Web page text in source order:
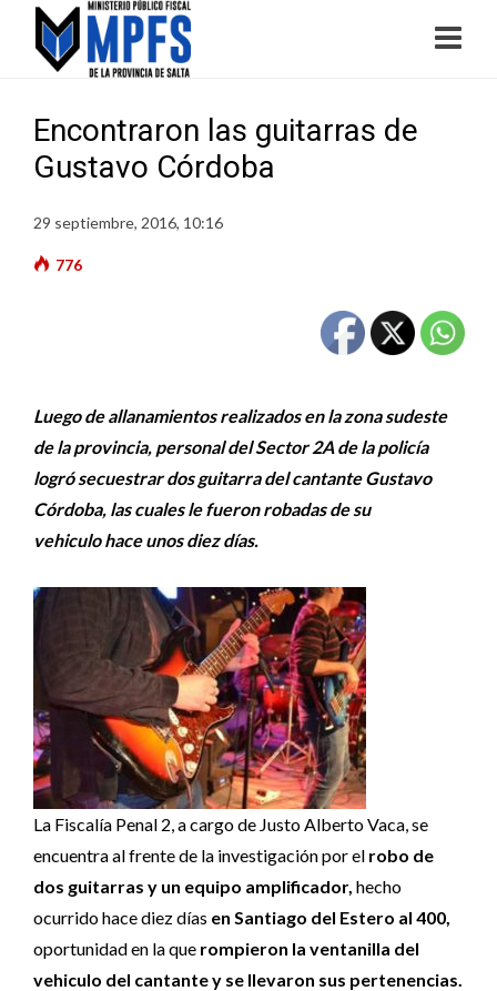
Encontraron las guitarras de
Gustavo Córdoba
29 septiembre, 2016, 10:16
776
Luego de allanamientos realizados en la zona sudeste
de la provincia, personal del Sector 2A de la policía
logró secuestrar dos guitarra del cantante Gustavo
Córdoba, las cuales le fueron robadas de su
vehiculo hace unos diez días.
La Fiscalía Penal 2, a cargo de Justo Alberto Vaca, se
encuentra al frente de la investigación por el robo de
dos guitarras y un equipo amplificador, hecho
ocurrido hace diez días en Santiago del Estero al 400,
oportunidad en la que rompieron la ventanilla del
vehiculo del cantante y se llevaron sus pertenencias.